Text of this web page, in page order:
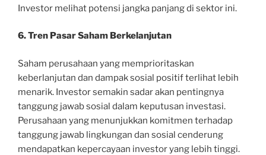
Investor melihat potensi jangka panjang di sektor ini.
6. Tren Pasar Saham Berkelanjutan
Saham perusahaan yang memprioritaskan
keberlanjutan dan dampak sosial positif terlihat lebih
menarik. Investor semakin sadar akan pentingnya
tanggung jawab sosial dalam keputusan investasi.
Perusahaan yang menunjukkan komitmen terhadap
tanggung jawab lingkungan dan sosial cenderung
mendapatkan kepercayaan investor yang lebih tinggi.